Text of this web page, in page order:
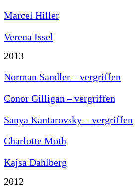
Marcel Hiller
Verena Issel
2013
Norman Sandler – vergriffen
Conor Gilligan – vergriffen
Sanya Kantarovsky – vergriffen
Charlotte Moth
Kajsa Dahlberg
2012